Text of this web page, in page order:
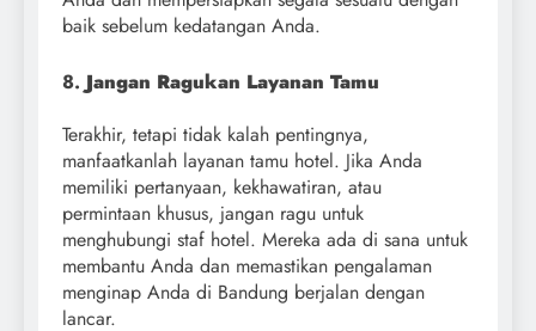
baik sebelum kedatangan Anda.
8. Jangan Ragukan Layanan Tamu
Terakhir, tetapi tidak kalah pentingnya,
manfaatkanlah layanan tamu hotel. Jika Anda
memiliki pertanyaan, kekhawatiran, atau
permintaan khusus, jangan ragu untuk
menghubungi staf hotel. Mereka ada di sana untuk
membantu Anda dan memastikan pengalaman
menginap Anda di Bandung berjalan dengan
lancar.